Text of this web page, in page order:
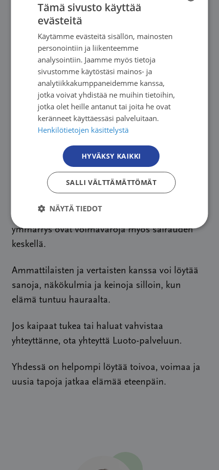
halua ja minäkuvaa. Joskus seksuaalisuus jää
taka-alalle, joskus se on tärkeä voimavara.
Molemmat ovat yhtä oikeita tapoja elää ja olla
yhdessä.
Tärkeintä on, että myös näistä asioista voi
puhua, omaan tahtiin ja omalla tavalla.
Tukea ja toivoa on olemassa
Sairastuminen muuttaa paljon, mutta siitä ei
tarvitse selvitä yksin.
läheisiin ihmissuhteisiin, sillä yhteys ja
ymmärrys ovat voimavaroja myös sairauden
keskellä.
Ammattilaisten ja vertaisten kanssa voi löytää
sanoja, näkökulmia ja keinoja silloin, kun
elämä tuntuu hauraalta.
Jos kaipaat tukea tai haluat vahvistaa
yhteyttänne, ota yhteyttä Luoto-palveluun.
Yhdessä on helpompi löytää toivoa, voimaa ja
uusia tapoja jatkaa elämää eteenpäin.
FINNISH
Tämä sivusto käyttää
evästeitä
Käytämme evästeitä sisällön, mainosten
personointiin ja liikenteemme
analysointiin. Jaamme myös tietoja
sivustomme käytöstäsi mainos- ja
analytiikkakumppaneidemme kanssa,
jotka voivat yhdistää ne muihin tietoihin,
jotka olet heille antanut tai joita he ovat
keränneet käyttäessäsi palveluitaan.
Henkilötietojen käsittelystä
HYVÄKSY KAIKKI
SALLI VÄLTTÄMÄTTÖMÄT
NÄYTÄ TIEDOT